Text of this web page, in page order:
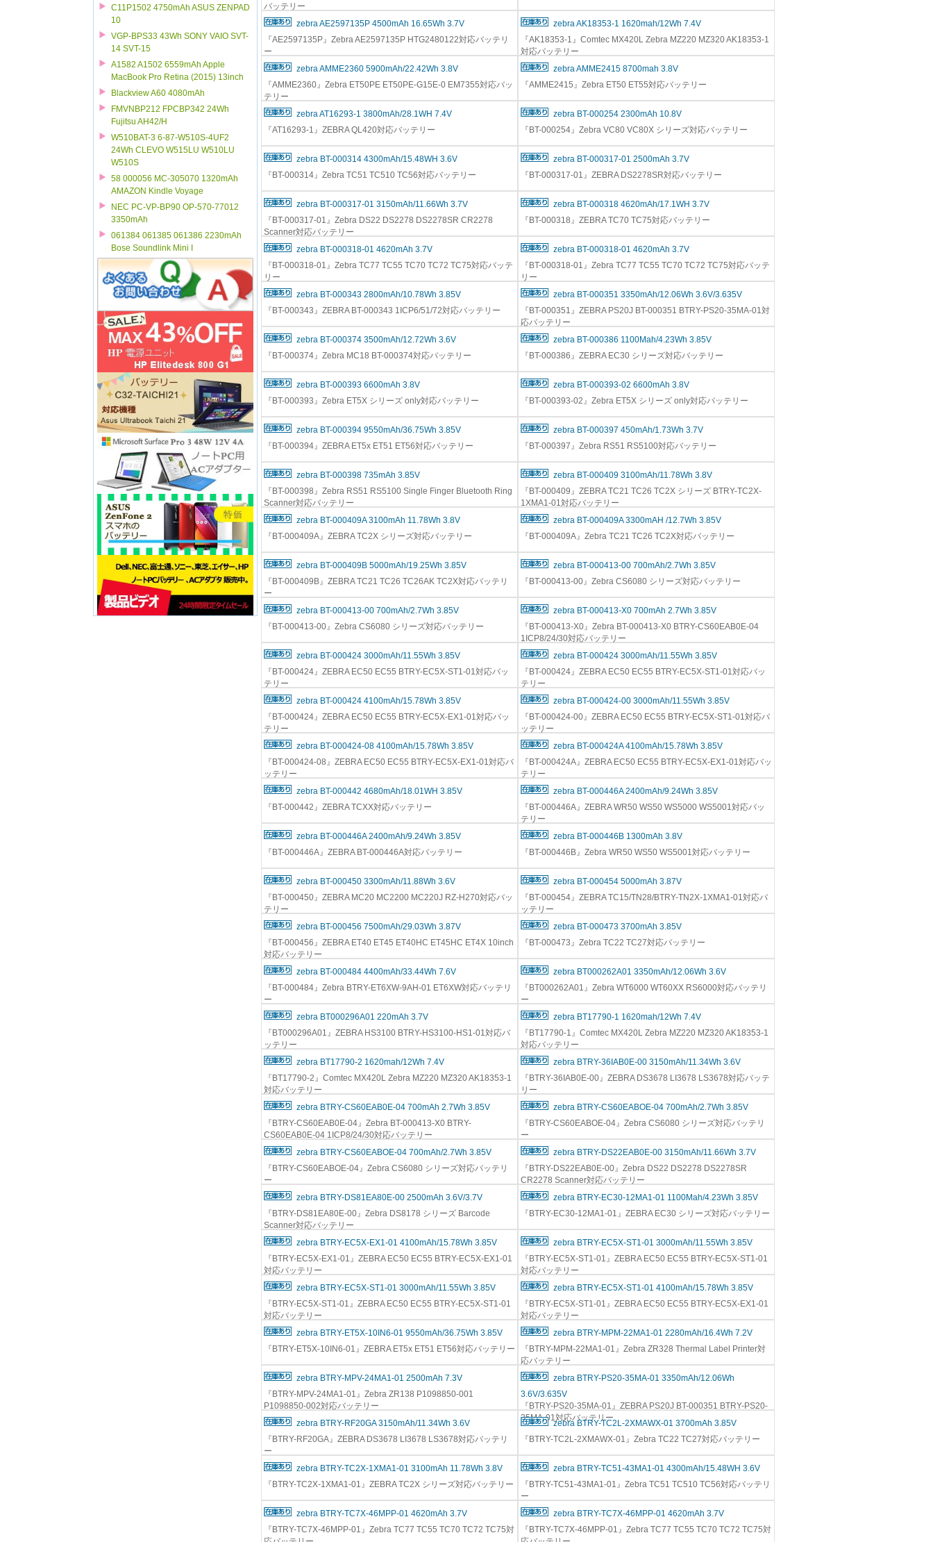
C11P1502 4750mAh ASUS ZENPAD
10
VGP-BPS33 43Wh SONY VAIO SVT-
14 SVT-15
A1582 A1502 6559mAh Apple
MacBook Pro Retina (2015) 13inch
Blackview A60 4080mAh
FMVNBP212 FPCBP342 24Wh
Fujitsu AH42/H
W510BAT-3 6-87-W510S-4UF2
24Wh CLEVO W515LU W510LU
W510S
58 000056 MC-305070 1320mAh
AMAZON Kindle Voyage
NEC PC-VP-BP90 OP-570-77012
3350mAh
061384 061385 061386 2230mAh
Bose Soundlink Mini I
バッテリー
zebra AE2597135P 4500mAh 16.65Wh 3.7V
『AE2597135P』Zebra AE2597135P HTG2480122対応バッテリ
ー
zebra AK18353-1 1620mah/12Wh 7.4V
『AK18353-1』Comtec MX420L Zebra MZ220 MZ320 AK18353-1
対応バッテリー
zebra AMME2360 5900mAh/22.42Wh 3.8V
『AMME2360』Zebra ET50PE ET50PE-G15E-0 EM7355対応バッ
テリー
zebra AMME2415 8700mah 3.8V
『AMME2415』Zebra ET50 ET55対応バッテリー
zebra AT16293-1 3800mAh/28.1WH 7.4V
『AT16293-1』ZEBRA QL420対応バッテリー
zebra BT-000254 2300mAh 10.8V
『BT-000254』Zebra VC80 VC80X シリーズ対応バッテリー
zebra BT-000314 4300mAh/15.48WH 3.6V
『BT-000314』Zebra TC51 TC510 TC56対応バッテリー
zebra BT-000317-01 2500mAh 3.7V
『BT-000317-01』ZEBRA DS2278SR対応バッテリー
zebra BT-000317-01 3150mAh/11.66Wh 3.7V
『BT-000317-01』Zebra DS22 DS2278 DS2278SR CR2278
Scanner対応バッテリー
zebra BT-000318 4620mAh/17.1WH 3.7V
『BT-000318』ZEBRA TC70 TC75対応バッテリー
zebra BT-000318-01 4620mAh 3.7V
『BT-000318-01』Zebra TC77 TC55 TC70 TC72 TC75対応バッテ
リー
zebra BT-000318-01 4620mAh 3.7V
『BT-000318-01』Zebra TC77 TC55 TC70 TC72 TC75対応バッテ
リー
zebra BT-000343 2800mAh/10.78Wh 3.85V
『BT-000343』ZEBRA BT-000343 1ICP6/51/72対応バッテリー
zebra BT-000351 3350mAh/12.06Wh 3.6V/3.635V
『BT-000351』ZEBRA PS20J BT-000351 BTRY-PS20-35MA-01対
応バッテリー
zebra BT-000374 3500mAh/12.72Wh 3.6V
『BT-000374』Zebra MC18 BT-000374対応バッテリー
zebra BT-000386 1100Mah/4.23Wh 3.85V
『BT-000386』ZEBRA EC30 シリーズ対応バッテリー
zebra BT-000393 6600mAh 3.8V
『BT-000393』Zebra ET5X シリーズ only対応バッテリー
zebra BT-000393-02 6600mAh 3.8V
『BT-000393-02』Zebra ET5X シリーズ only対応バッテリー
zebra BT-000394 9550mAh/36.75Wh 3.85V
『BT-000394』ZEBRA ET5x ET51 ET56対応バッテリー
zebra BT-000397 450mAh/1.73Wh 3.7V
『BT-000397』Zebra RS51 RS5100対応バッテリー
zebra BT-000398 735mAh 3.85V
『BT-000398』Zebra RS51 RS5100 Single Finger Bluetooth Ring
Scanner対応バッテリー
zebra BT-000409 3100mAh/11.78Wh 3.8V
『BT-000409』ZEBRA TC21 TC26 TC2X シリーズ BTRY-TC2X-
1XMA1-01対応バッテリー
zebra BT-000409A 3100mAh 11.78Wh 3.8V
『BT-000409A』ZEBRA TC2X シリーズ対応バッテリー
zebra BT-000409A 3300mAH /12.7Wh 3.85V
『BT-000409A』Zebra TC21 TC26 TC2X対応バッテリー
zebra BT-000409B 5000mAh/19.25Wh 3.85V
『BT-000409B』ZEBRA TC21 TC26 TC26AK TC2X対応バッテリ
ー
zebra BT-000413-00 700mAh/2.7Wh 3.85V
『BT-000413-00』Zebra CS6080 シリーズ対応バッテリー
zebra BT-000413-00 700mAh/2.7Wh 3.85V
『BT-000413-00』Zebra CS6080 シリーズ対応バッテリー
zebra BT-000413-X0 700mAh 2.7Wh 3.85V
『BT-000413-X0』Zebra BT-000413-X0 BTRY-CS60EAB0E-04
1ICP8/24/30対応バッテリー
zebra BT-000424 3000mAh/11.55Wh 3.85V
『BT-000424』ZEBRA EC50 EC55 BTRY-EC5X-ST1-01対応バッ
テリー
zebra BT-000424 3000mAh/11.55Wh 3.85V
『BT-000424』ZEBRA EC50 EC55 BTRY-EC5X-ST1-01対応バッ
テリー
zebra BT-000424 4100mAh/15.78Wh 3.85V
『BT-000424』ZEBRA EC50 EC55 BTRY-EC5X-EX1-01対応バッ
テリー
zebra BT-000424-00 3000mAh/11.55Wh 3.85V
『BT-000424-00』ZEBRA EC50 EC55 BTRY-EC5X-ST1-01対応バ
ッテリー
zebra BT-000424-08 4100mAh/15.78Wh 3.85V
『BT-000424-08』ZEBRA EC50 EC55 BTRY-EC5X-EX1-01対応バ
ッテリー
zebra BT-000424A 4100mAh/15.78Wh 3.85V
『BT-000424A』ZEBRA EC50 EC55 BTRY-EC5X-EX1-01対応バッ
テリー
zebra BT-000442 4680mAh/18.01WH 3.85V
『BT-000442』ZEBRA TCXX対応バッテリー
zebra BT-000446A 2400mAh/9.24Wh 3.85V
『BT-000446A』ZEBRA WR50 WS50 WS5000 WS5001対応バッ
テリー
zebra BT-000446A 2400mAh/9.24Wh 3.85V
『BT-000446A』ZEBRA BT-000446A対応バッテリー
zebra BT-000446B 1300mAh 3.8V
『BT-000446B』Zebra WR50 WS50 WS5001対応バッテリー
zebra BT-000450 3300mAh/11.88Wh 3.6V
『BT-000450』ZEBRA MC20 MC2200 MC220J RZ-H270対応バッ
テリー
zebra BT-000454 5000mAh 3.87V
『BT-000454』ZEBRA TC15/TN28/BTRY-TN2X-1XMA1-01対応バ
ッテリー
zebra BT-000456 7500mAh/29.03Wh 3.87V
『BT-000456』ZEBRA ET40 ET45 ET40HC ET45HC ET4X 10inch
対応バッテリー
zebra BT-000473 3700mAh 3.85V
『BT-000473』Zebra TC22 TC27対応バッテリー
zebra BT-000484 4400mAh/33.44Wh 7.6V
『BT-000484』Zebra BTRY-ET6XW-9AH-01 ET6XW対応バッテリ
ー
zebra BT000262A01 3350mAh/12.06Wh 3.6V
『BT000262A01』Zebra WT6000 WT60XX RS6000対応バッテリ
ー
zebra BT000296A01 220mAh 3.7V
『BT000296A01』ZEBRA HS3100 BTRY-HS3100-HS1-01対応バ
ッテリー
zebra BT17790-1 1620mah/12Wh 7.4V
『BT17790-1』Comtec MX420L Zebra MZ220 MZ320 AK18353-1
対応バッテリー
zebra BT17790-2 1620mah/12Wh 7.4V
『BT17790-2』Comtec MX420L Zebra MZ220 MZ320 AK18353-1
対応バッテリー
zebra BTRY-36IAB0E-00 3150mAh/11.34Wh 3.6V
『BTRY-36IAB0E-00』ZEBRA DS3678 LI3678 LS3678対応バッテ
リー
zebra BTRY-CS60EAB0E-04 700mAh 2.7Wh 3.85V
『BTRY-CS60EAB0E-04』Zebra BT-000413-X0 BTRY-
CS60EAB0E-04 1ICP8/24/30対応バッテリー
zebra BTRY-CS60EABOE-04 700mAh/2.7Wh 3.85V
『BTRY-CS60EABOE-04』Zebra CS6080 シリーズ対応バッテリ
ー
zebra BTRY-CS60EABOE-04 700mAh/2.7Wh 3.85V
『BTRY-CS60EABOE-04』Zebra CS6080 シリーズ対応バッテリ
ー
zebra BTRY-DS22EAB0E-00 3150mAh/11.66Wh 3.7V
『BTRY-DS22EAB0E-00』Zebra DS22 DS2278 DS2278SR
CR2278 Scanner対応バッテリー
zebra BTRY-DS81EA80E-00 2500mAh 3.6V/3.7V
『BTRY-DS81EA80E-00』Zebra DS8178 シリーズ Barcode
Scanner対応バッテリー
zebra BTRY-EC30-12MA1-01 1100Mah/4.23Wh 3.85V
『BTRY-EC30-12MA1-01』ZEBRA EC30 シリーズ対応バッテリー
zebra BTRY-EC5X-EX1-01 4100mAh/15.78Wh 3.85V
『BTRY-EC5X-EX1-01』ZEBRA EC50 EC55 BTRY-EC5X-EX1-01
対応バッテリー
zebra BTRY-EC5X-ST1-01 3000mAh/11.55Wh 3.85V
『BTRY-EC5X-ST1-01』ZEBRA EC50 EC55 BTRY-EC5X-ST1-01
対応バッテリー
zebra BTRY-EC5X-ST1-01 3000mAh/11.55Wh 3.85V
『BTRY-EC5X-ST1-01』ZEBRA EC50 EC55 BTRY-EC5X-ST1-01
対応バッテリー
zebra BTRY-EC5X-ST1-01 4100mAh/15.78Wh 3.85V
『BTRY-EC5X-ST1-01』ZEBRA EC50 EC55 BTRY-EC5X-EX1-01
対応バッテリー
zebra BTRY-ET5X-10IN6-01 9550mAh/36.75Wh 3.85V
『BTRY-ET5X-10IN6-01』ZEBRA ET5x ET51 ET56対応バッテリー
zebra BTRY-MPM-22MA1-01 2280mAh/16.4Wh 7.2V
『BTRY-MPM-22MA1-01』Zebra ZR328 Thermal Label Printer対
応バッテリー
zebra BTRY-MPV-24MA1-01 2500mAh 7.3V
『BTRY-MPV-24MA1-01』Zebra ZR138 P1098850-001
P1098850-002対応バッテリー
zebra BTRY-PS20-35MA-01 3350mAh/12.06Wh
3.6V/3.635V
『BTRY-PS20-35MA-01』ZEBRA PS20J BT-000351 BTRY-PS20-
35MA-01対応バッテリー
zebra BTRY-RF20GA 3150mAh/11.34Wh 3.6V
『BTRY-RF20GA』ZEBRA DS3678 LI3678 LS3678対応バッテリ
ー
zebra BTRY-TC2L-2XMAWX-01 3700mAh 3.85V
『BTRY-TC2L-2XMAWX-01』Zebra TC22 TC27対応バッテリー
zebra BTRY-TC2X-1XMA1-01 3100mAh 11.78Wh 3.8V
『BTRY-TC2X-1XMA1-01』ZEBRA TC2X シリーズ対応バッテリー
zebra BTRY-TC51-43MA1-01 4300mAh/15.48WH 3.6V
『BTRY-TC51-43MA1-01』Zebra TC51 TC510 TC56対応バッテリ
ー
zebra BTRY-TC7X-46MPP-01 4620mAh 3.7V
『BTRY-TC7X-46MPP-01』Zebra TC77 TC55 TC70 TC72 TC75対
zebra BTRY-TC7X-46MPP-01 4620mAh 3.7V
『BTRY-TC7X-46MPP-01』Zebra TC77 TC55 TC70 TC72 TC75対